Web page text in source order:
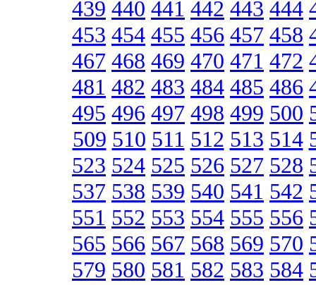
439 440 441 442 443 444
453 454 455 456 457 458
467 468 469 470 471 472
481 482 483 484 485 486
495 496 497 498 499 500
509 510 511 512 513 514
523 524 525 526 527 528
537 538 539 540 541 542
551 552 553 554 555 556
565 566 567 568 569 570
579 580 581 582 583 584